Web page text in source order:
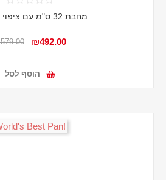
מחבת 32 ס"מ עם ציפוי טיטניום
₪492.00
הוסף לסל
!World's Best Pan